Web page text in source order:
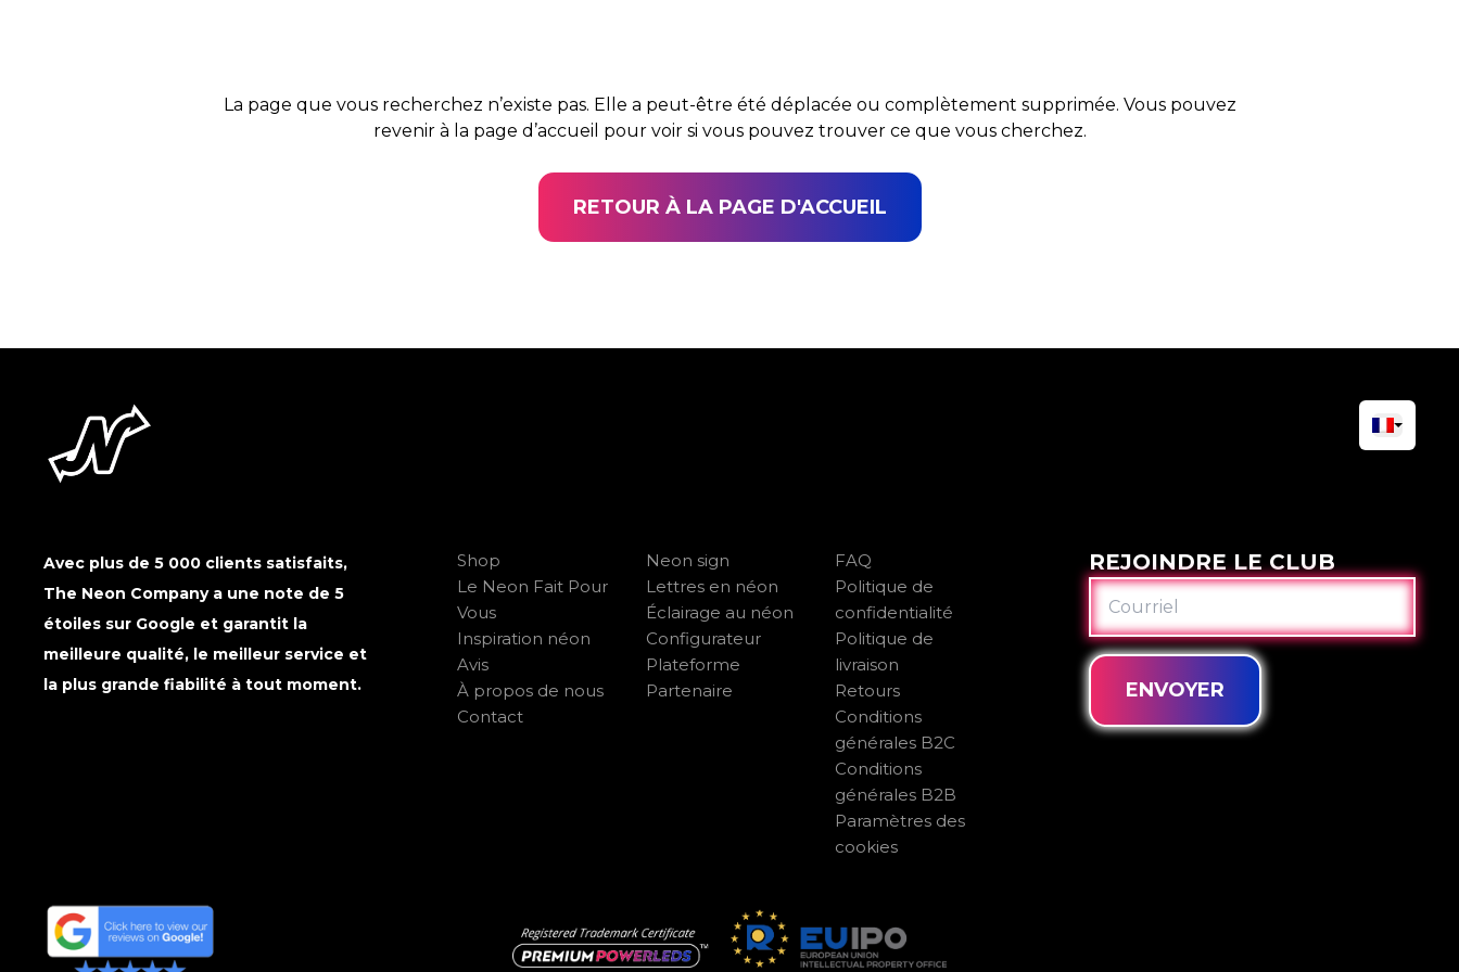
La page que vous recherchez n’existe pas. Elle a peut-être été déplacée ou complètement supprimée. Vous pouvez
revenir à la page d’accueil pour voir si vous pouvez trouver ce que vous cherchez.
RETOUR À LA PAGE D'ACCUEIL
Avec plus de 5 000 clients satisfaits,
The Neon Company a une note de 5
étoiles sur Google et garantit la
meilleure qualité, le meilleur service et
la plus grande fiabilité à tout moment.
Shop
Le Neon Fait Pour
Vous
Inspiration néon
Avis
À propos de nous
Contact
Neon sign
Lettres en néon
Éclairage au néon
Configurateur
Plateforme
Partenaire
FAQ
Politique de
confidentialité
Politique de
livraison
Retours
Conditions
générales B2C
Conditions
générales B2B
Paramètres des
cookies
REJOINDRE LE CLUB
COURRIEL
ENVOYER